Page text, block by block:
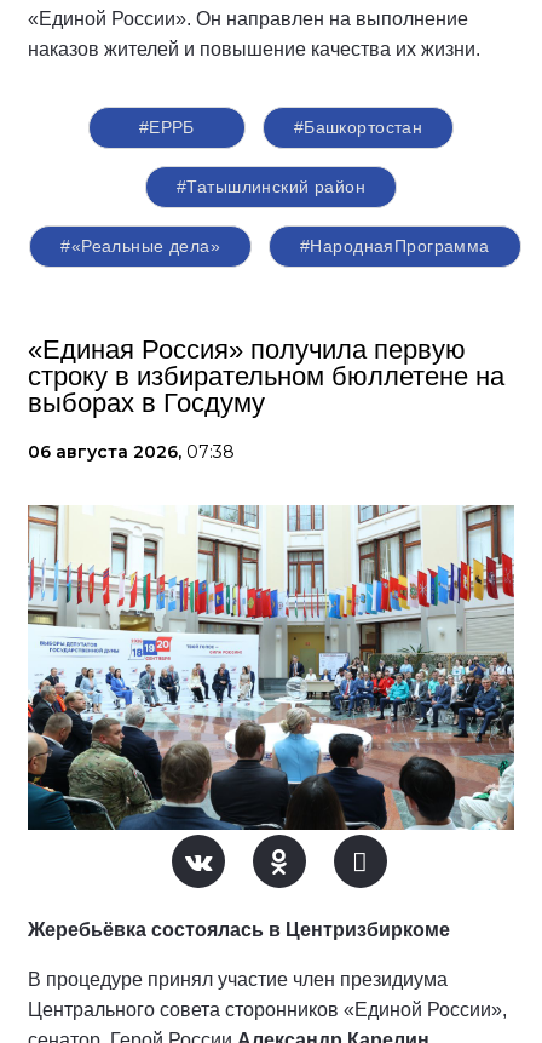
«Единой России». Он направлен на выполнение
наказов жителей и повышение качества их жизни.
#ЕРРБ #Башкортостан
#Татышлинский район
#«Реальные дела» #НароднаяПрограмма
«Единая Россия» получила первую
строку в избирательном бюллетене на
выборах в Госдуму
06 августа 2026, 07:38
Жеребьёвка состоялась в Центризбиркоме
В процедуре принял участие член президиума
Центрального совета сторонников «Единой России»,